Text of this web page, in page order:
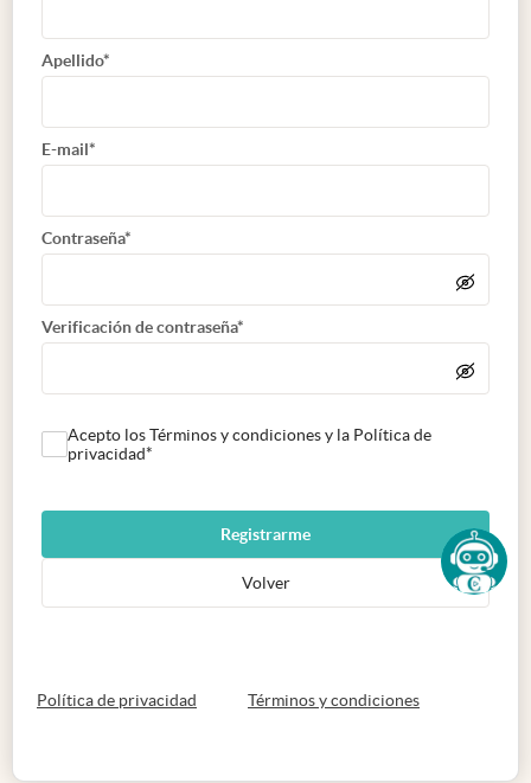
Apellido*
E-mail*
Contraseña*
Verificación de contraseña*
Acepto los Términos y condiciones y la Política de
privacidad*
Registrarme
Volver
Política de privacidad abre en nueva pestaña
Términos y condicionesabre en nueva